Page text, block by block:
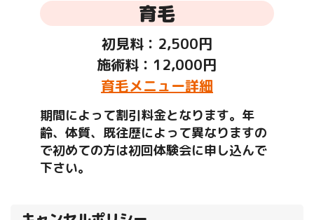
育毛
初見料：2,500円
施術料：12,000円
育毛メニュー詳細
期間によって割引料金となります。年
齢、体質、既往歴によって異なりますの
で初めての方は初回体験会に申し込んで
下さい。